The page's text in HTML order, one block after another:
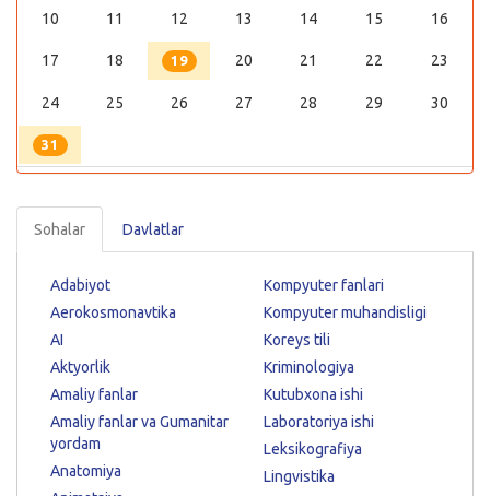
10 11 12 13 14 15 16
17 18 19 20 21 22 23
24 25 26 27 28 29 30
31
Sohalar Davlatlar
Adabiyot
Aerokosmonavtika
AI
Aktyorlik
Amaliy fanlar
Amaliy fanlar va Gumanitar
yordam
Anatomiya
Kompyuter fanlari
Kompyuter muhandisligi
Koreys tili
Kriminologiya
Kutubxona ishi
Laboratoriya ishi
Leksikografiya
Lingvistika